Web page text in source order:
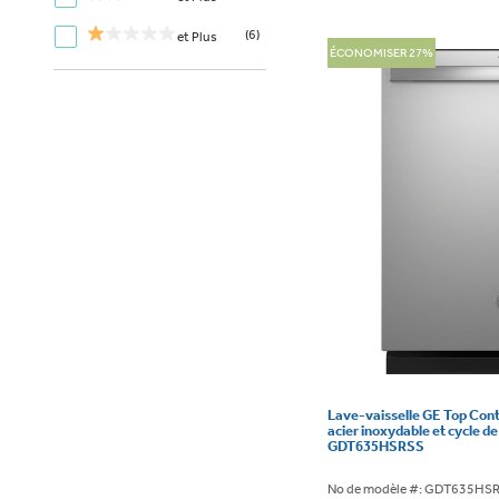
et Plus (6)
ÉCONOMISER 27%
Lave-vaisselle GE Top
acier inoxydable et cycle
GDT635HSRSS
No de modèle #: